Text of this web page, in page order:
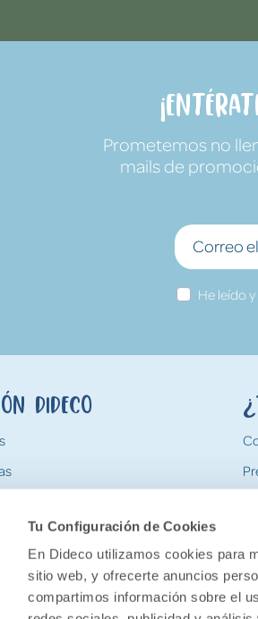
Tu Configuración de Cookies
En Dideco utilizamos cookies para
sitio web, y ofrecerte anuncios
compartimos información sobre el
Prometemos no
mails de
He leído
Dideco